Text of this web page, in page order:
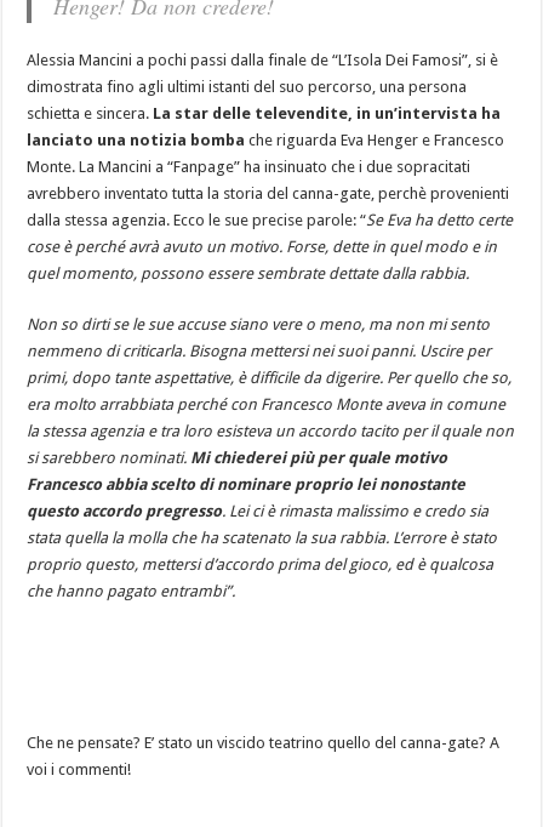
Henger! Da non credere!
Alessia Mancini a pochi passi dalla finale de “L’Isola Dei Famosi”, si è
dimostrata fino agli ultimi istanti del suo percorso, una persona
schietta e sincera. La star delle televendite, in un’intervista ha
lanciato una notizia bomba che riguarda Eva Henger e Francesco
Monte. La Mancini a “Fanpage” ha insinuato che i due sopracitati
avrebbero inventato tutta la storia del canna-gate, perchè provenienti
dalla stessa agenzia. Ecco le sue precise parole: “Se Eva ha detto certe
cose è perché avrà avuto un motivo. Forse, dette in quel modo e in
quel momento, possono essere sembrate dettate dalla rabbia.
Non so dirti se le sue accuse siano vere o meno, ma non mi sento
nemmeno di criticarla. Bisogna mettersi nei suoi panni. Uscire per
primi, dopo tante aspettative, è difficile da digerire. Per quello che so,
era molto arrabbiata perché con Francesco Monte aveva in comune
la stessa agenzia e tra loro esisteva un accordo tacito per il quale non
si sarebbero nominati. Mi chiederei più per quale motivo
Francesco abbia scelto di nominare proprio lei nonostante
questo accordo pregresso. Lei ci è rimasta malissimo e credo sia
stata quella la molla che ha scatenato la sua rabbia. L’errore è stato
proprio questo, mettersi d’accordo prima del gioco, ed è qualcosa
che hanno pagato entrambi”.
Che ne pensate? E’ stato un viscido teatrino quello del canna-gate? A
voi i commenti!